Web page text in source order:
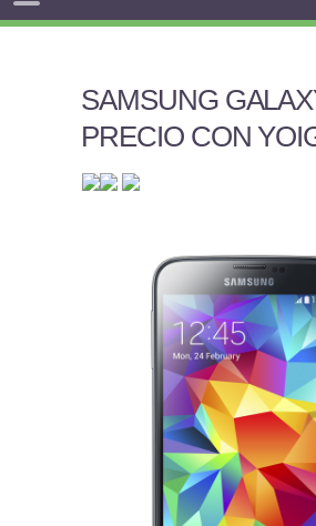
SAMSUNG
PRECIO CON